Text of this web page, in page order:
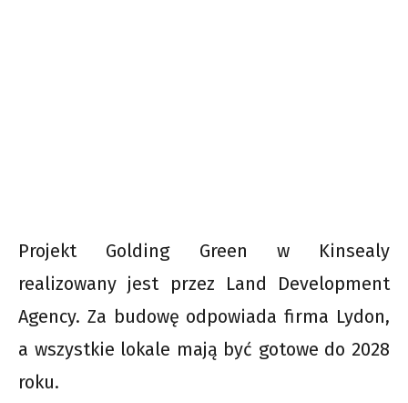
Projekt Golding Green w Kinsealy
realizowany jest przez Land Development
Agency. Za budowę odpowiada firma Lydon,
a wszystkie lokale mają być gotowe do 2028
roku.